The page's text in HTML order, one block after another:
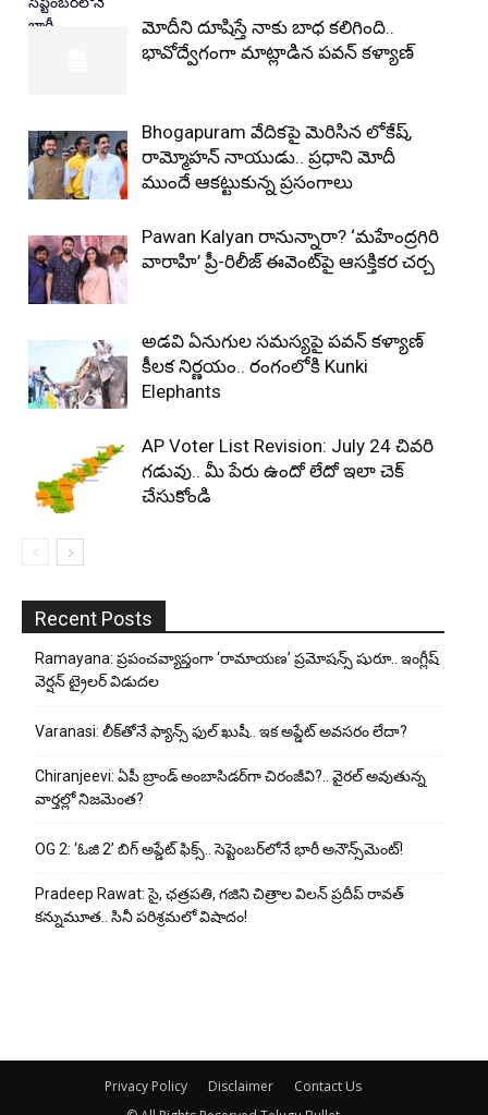
మోదీని దూషిస్తే నాకు బాధ కలిగింది..
భావోద్వేగంగా మాట్లాడిన పవన్ కళ్యాణ్
Bhogapuram వేదికపై మెరిసిన లోకేష్,
రామ్మోహన్ నాయుడు.. ప్రధాని మోదీ
ముందే ఆకట్టుకున్న ప్రసంగాలు
Pawan Kalyan రానున్నారా? ‘మహేంద్రగిరి
వారాహి’ ప్రీ-రిలీజ్ ఈవెంట్‌పై ఆసక్తికర చర్చ
అడవి ఏనుగుల సమస్యపై పవన్ కళ్యాణ్
కీలక నిర్ణయం.. రంగంలోకి Kunki
Elephants
AP Voter List Revision: July 24 చివరి
గడువు.. మీ పేరు ఉందో లేదో ఇలా చెక్
చేసుకోండి
Recent Posts
Ramayana: ప్రపంచవ్యాప్తంగా ‘రామాయణ’ ప్రమోషన్స్ షురూ.. ఇంగ్లీష్
వెర్షన్ ట్రైలర్ విడుదల
Varanasi: లీక్‌తోనే ఫ్యాన్స్ ఫుల్ ఖుషీ.. ఇక అప్డేట్ అవసరం లేదా?
Chiranjeevi: ఏపీ బ్రాండ్ అంబాసిడర్‌గా చిరంజీవి?.. వైరల్ అవుతున్న
వార్తల్లో నిజమెంత?
OG 2: ‘ఓజి 2’ బిగ్ అప్డేట్ ఫిక్స్.. సెప్టెంబర్‌లోనే భారీ అనౌన్స్‌మెంట్!
Pradeep Rawat: సై, ఛత్రపతి, గజిని చిత్రాల విలన్ ప్రదీప్ రావత్
కన్నుమూత.. సినీ పరిశ్రమలో విషాదం!
Privacy Policy Disclaimer
Contact Us